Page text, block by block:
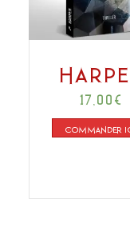
17,00 €
COMMANDER